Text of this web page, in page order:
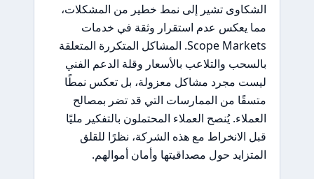
الشكاوى تشير إلى نمط خطير من المشكلات،
مما يعكس عدم استقرار وثقة في خدمات
Scope Markets. المشاكل المتكررة المتعلقة
بالسحب والتلاعب بالأسعار وقلة الدعم الفني
ليست مجرد مشاكل معزولة، بل تعكس نمطًا
متسقًا من الممارسات التي قد تضر بمصالح
العملاء. يُنصح العملاء المحتملون بالتفكير مليًا
قبل الانخراط مع هذه الشركة، نظرًا للقلق
المتزايد حول مصداقيتها وأمان أموالهم.